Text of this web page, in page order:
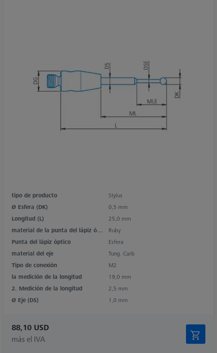
tipo de producto
Stylus
Ø Esfera (DK)
0,5 mm
Longitud (L)
25,0 mm
material de la punta del lápiz óptico
Ruby
Punta del lápiz óptico
Esfera
material del eje
Tung. Carb
Tipo de conexión
M2
la medición de la longitud
19,0 mm
2. Medición de la longitud
2,5 mm
Ø Eje (DS)
1,0 mm
88,10 USD
más el IVA